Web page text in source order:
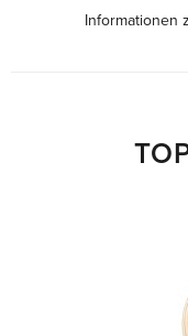
Informationen